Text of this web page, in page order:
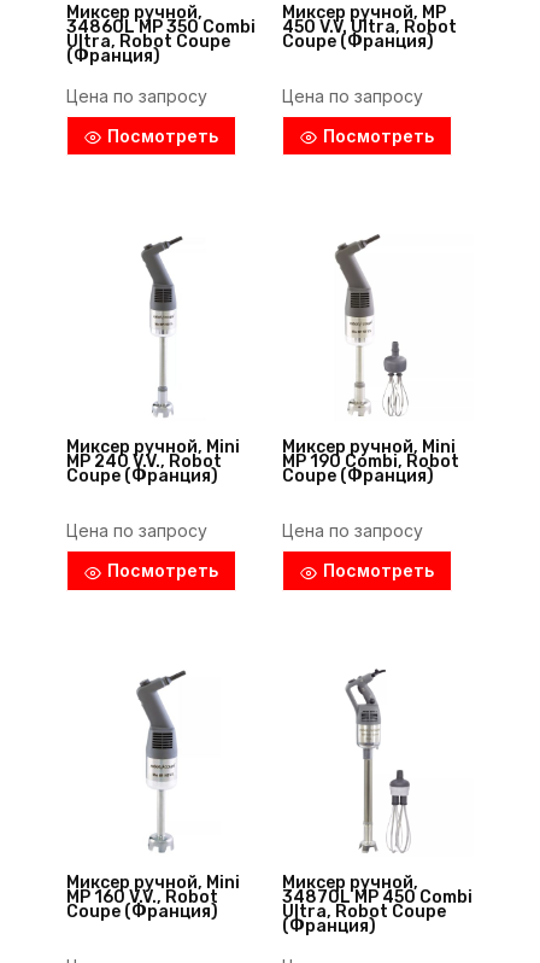
Миксер ручной,
34860L MP 350 Combi
Ultra, Robot Coupe
(Франция)
Цена по запросу
Посмотреть
Миксер ручной, MP
450 V.V. Ultra, Robot
Coupe (Франция)
Цена по запросу
Посмотреть
Миксер ручной, Mini
MP 240 V.V., Robot
Coupe (Франция)
Цена по запросу
Посмотреть
Миксер ручной, Mini
MP 190 Combi, Robot
Coupe (Франция)
Цена по запросу
Посмотреть
Миксер ручной, Mini
MP 160 V.V., Robot
Coupe (Франция)
Миксер ручной,
34870L MP 450 Combi
Ultra, Robot Coupe
(Франция)